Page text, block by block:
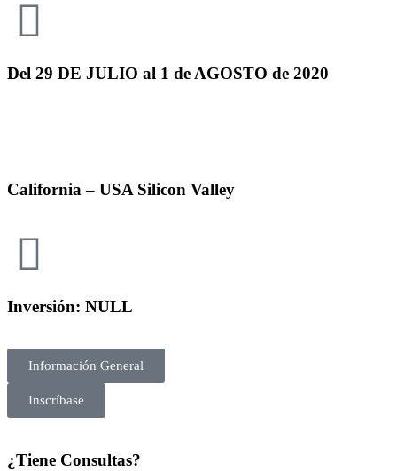
Del 29 DE JULIO al 1 de AGOSTO de 2020
California – USA Silicon Valley
Inversión: NULL
Información General
Inscríbase
¿Tiene Consultas?